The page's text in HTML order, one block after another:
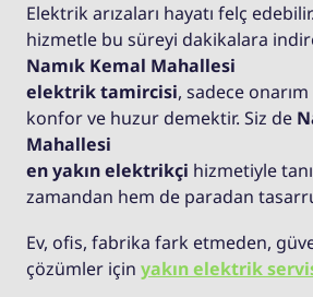
Elektrik arızaları hayatı felç
hizmetle bu süreyi dakikalara
Namık Kemal Mahallesi
elektrik tamircisi, sadece
konfor ve huzur demektir. Siz de
Mahallesi
en yakın elektrikçi hizmetiyle
zamandan hem de paradan
Ev, ofis, fabrika fark etmeden,
çözümler için yakın elektrik